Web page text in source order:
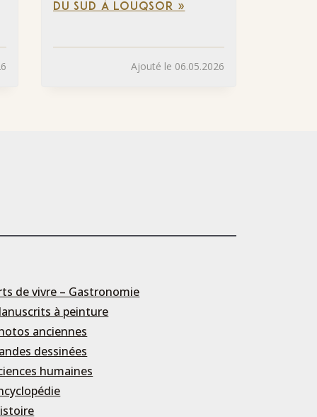
DU SUD À LOUQSOR »
Ajouté le 06.05.2026
de vivre – Gastronomie
à peinture
anciennes
dessinées
humaines